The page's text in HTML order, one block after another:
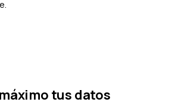
tus datos